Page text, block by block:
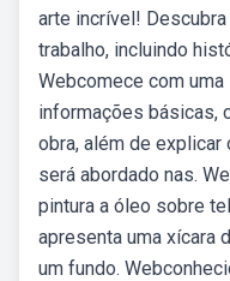
arte incrível!
trabalho, incluindo
Webcomece com
informações básicas,
obra, além de
será abordado nas.
pintura a óleo sobre
apresenta uma xícara
um fundo.